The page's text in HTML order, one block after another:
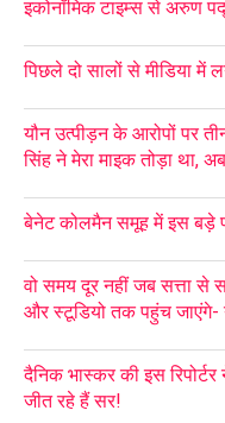
इकोनॉमिक टाइम्स से अरुण
पिछले दो सालों से मीडिया में
यौन उत्पीड़न के आरोपों पर
सिंह ने मेरा माइक तोड़ा था,
बेनेट कोलमैन समूह में इस बड़े
वो समय दूर नहीं जब सत्ता से
और स्टूडियो तक पहुंच जाएंगे-
दैनिक भास्कर की इस
जीत रहे हैं सर!